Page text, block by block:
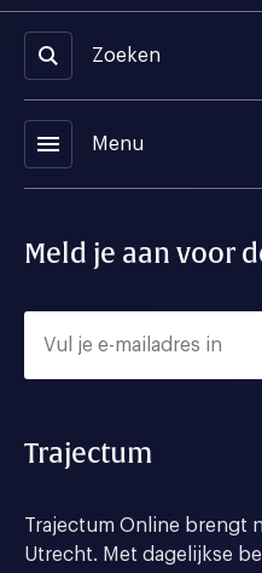
Zoeken
menu Menu
Meld je aan voor
Trajectum
Trajectum Online brengt
Utrecht. Met dagelijkse